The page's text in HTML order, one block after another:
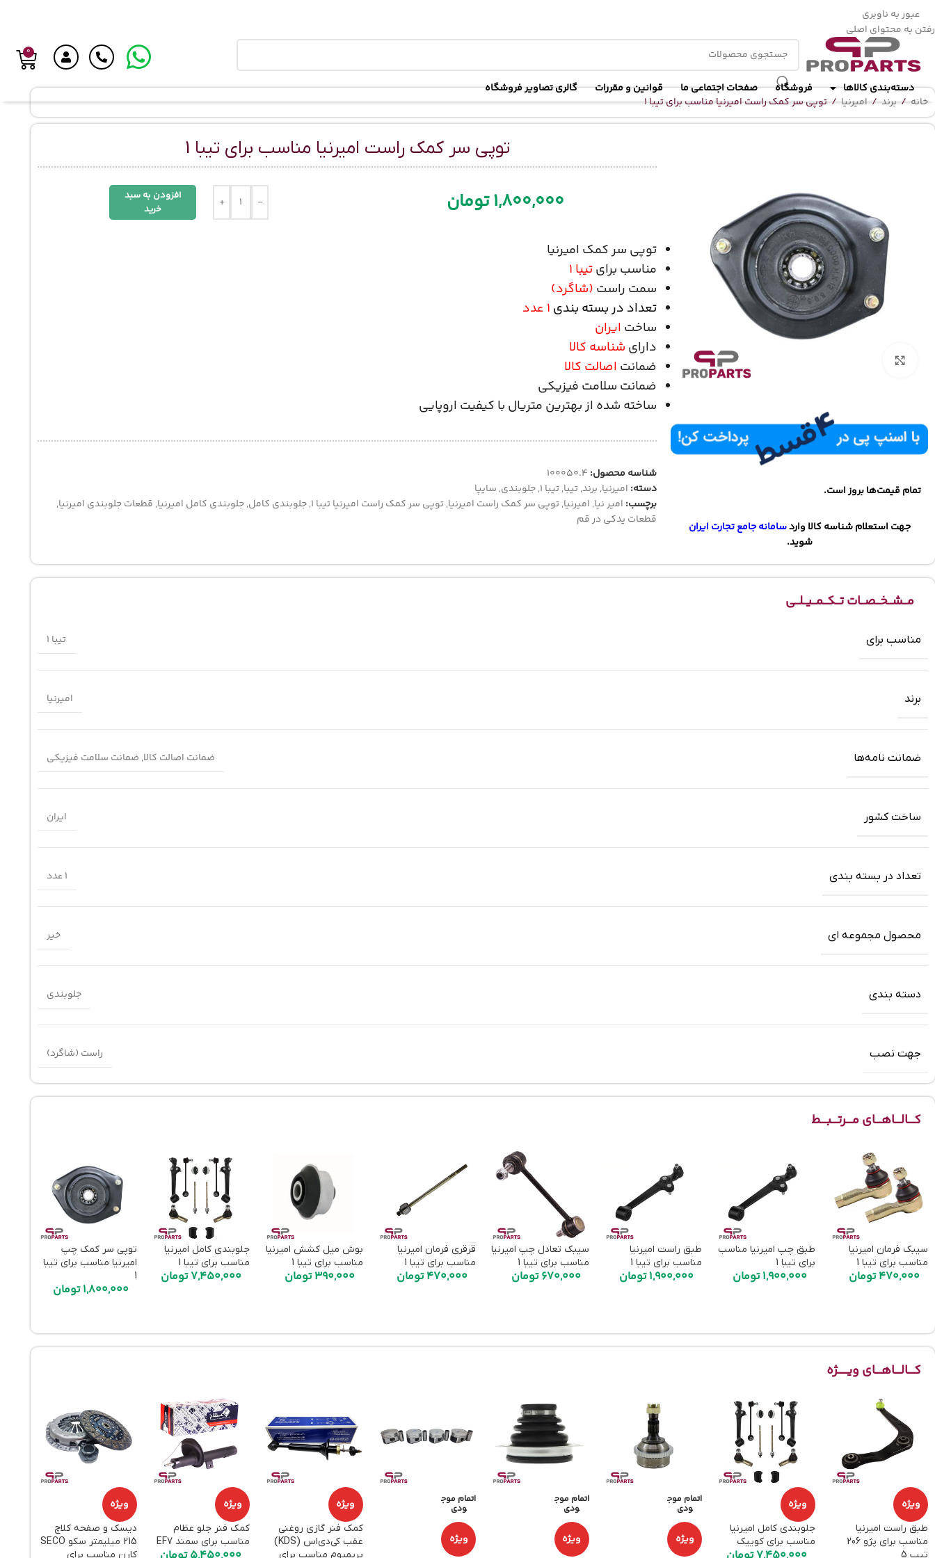
عبور به ناوبری
رفتن به محتوای اصلی
0
دسته‌بندی کالاها فروشگاه صفحات اجتماعی ما قوانین و مقررات
گالری تصاویر فروشگاه
خانه/برند/امیرنیا/توپی سر کمک راست امیرنیا مناسب برای تیبا 1
تمام قیمت‌ها بروز است.
جهت استعلام شناسه کالا واردسامانه جامع تجارت ایران
شوید.
توپی سر کمک راست امیرنیا مناسب برای تیبا 1
1,800,000تومان -
+
افزودن به سبد
خرید
توپی سر کمک امیرنیا
مناسب برایتیبا 1
سمت راست (شاگرد)
تعداد در بسته بندی
ساخت ایران
دارای شناسه کالا
ضمانت اصالت کالا
ضمانت سلامت فیزیکی
ساخته شده از بهترین متریال با کیفیت اروپایی
شناسه محصول: 100050.4
دسته: امیرنیا, برند,تیبا,تیبا 1 ,جلوبندی, سایپا
برچسب: امیر نیا, امیرنیا,توپی سر کمک راست امیرنیا,توپی سر کمک راست امیرنیا تیبا 1 ,جلوبندی کامل,جلوبندی کامل امیرنیا, قطعات جلوبندی امیرنیا,
قطعات یدکی در قم
مــشــخــصــات تــکــمــیــلــی
مناسب برای تیبا 1
برند امیرنیا
ضمانت‌ نامه‌ها ضمانت اصالت کالا, ضمانت سلامت فیزیکی
ساخت کشور ایران
تعداد در بسته بندی 1 عدد
محصول مجموعه ای خیر
دسته بندی جلوبندی
جهت نصب راست (شاگرد)
کـــالـــاهـــای مـــرتـــبـــط
سیبک فرمان امیرنیا
مناسب برای تیبا 1
470,000تومان
طبق چپ امیرنیا مناسب
برای تیبا 1
1,900,000تومان
طبق راست امیرنیا
مناسب برای تیبا 1
1,900,000تومان
سیبک تعادل چپ امیرنیا
مناسب برای تیبا 1
670,000تومان
قرقری فرمان امیرنیا
مناسب برای تیبا 1
470,000تومان
بوش میل کشش امیرنیا
مناسب برای تیبا 1
390,000تومان
جلوبندی کامل امیرنیا
مناسب برای تیبا 1
7,450,000تومان
توپی سر کمک چپ
امیرنیا مناسب برای تیبا
1
1,800,000تومان
کـــالـــاهـــای ویـــــژه
ویژه
طبق راست امیرنیا
مناسب برای پژو 206
تیپ 5
ویژه
جلوبندی کامل امیرنیا
مناسب برای کوییک
اتمام موج
ودی
ویژه
اتمام موج
ودی
ویژه
اتمام موج
ودی
ویژه
ویژه
کمک فنر گازی روغنی
عقب کی‌دی‌اس (KDS)
پریمیوم مناسب برای
ویژه
کمک فنر جلو عظام
مناسب برای سمند EF7
ویژه
دیسک و صفحه کلاچ
215 میلیمتر سکو SECO
کارن مناسب برای